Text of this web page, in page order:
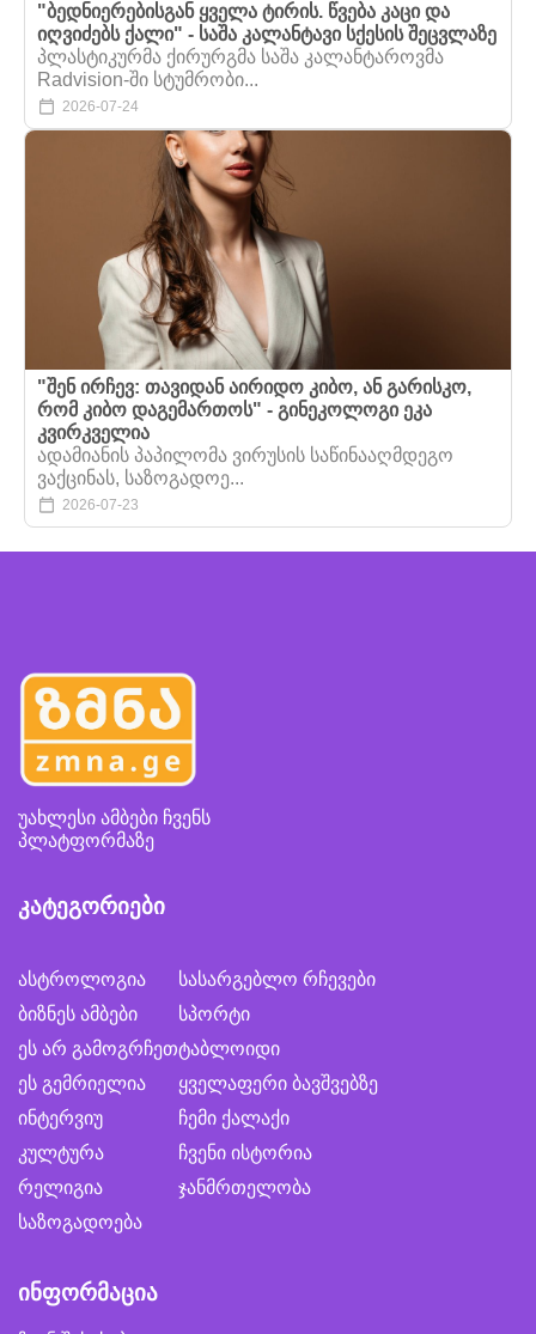
"ბედნიერებისგან ყველა ტირის. წვება კაცი და
იღვიძებს ქალი" - საშა კალანტავი სქესის შეცვლაზე
პლასტიკურმა ქირურგმა საშა კალანტაროვმა
Radvision-ში სტუმრობი...
2026-07-24
"შენ ირჩევ: თავიდან აირიდო კიბო, ან გარისკო,
რომ კიბო დაგემართოს" - გინეკოლოგი ეკა
კვირკველია
ადამიანის პაპილომა ვირუსის საწინააღმდეგო
ვაქცინას, საზოგადოე...
2026-07-23
უახლესი ამბები ჩვენს
პლატფორმაზე
კატეგორიები
ასტროლოგია
ბიზნეს ამბები
ეს არ გამოგრჩეთ
ეს გემრიელია
ინტერვიუ
კულტურა
რელიგია
საზოგადოება
სასარგებლო რჩევები
სპორტი
ტაბლოიდი
ყველაფერი ბავშვებზე
ჩემი ქალაქი
ჩვენი ისტორია
ჯანმრთელობა
ინფორმაცია